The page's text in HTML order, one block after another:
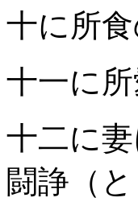
十に所
十一に
十二に
闘諍（と